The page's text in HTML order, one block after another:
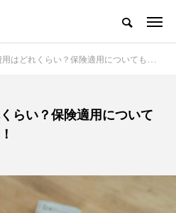
れくらい？保険適用についてもあわせて解説します！
らい？保険適用について